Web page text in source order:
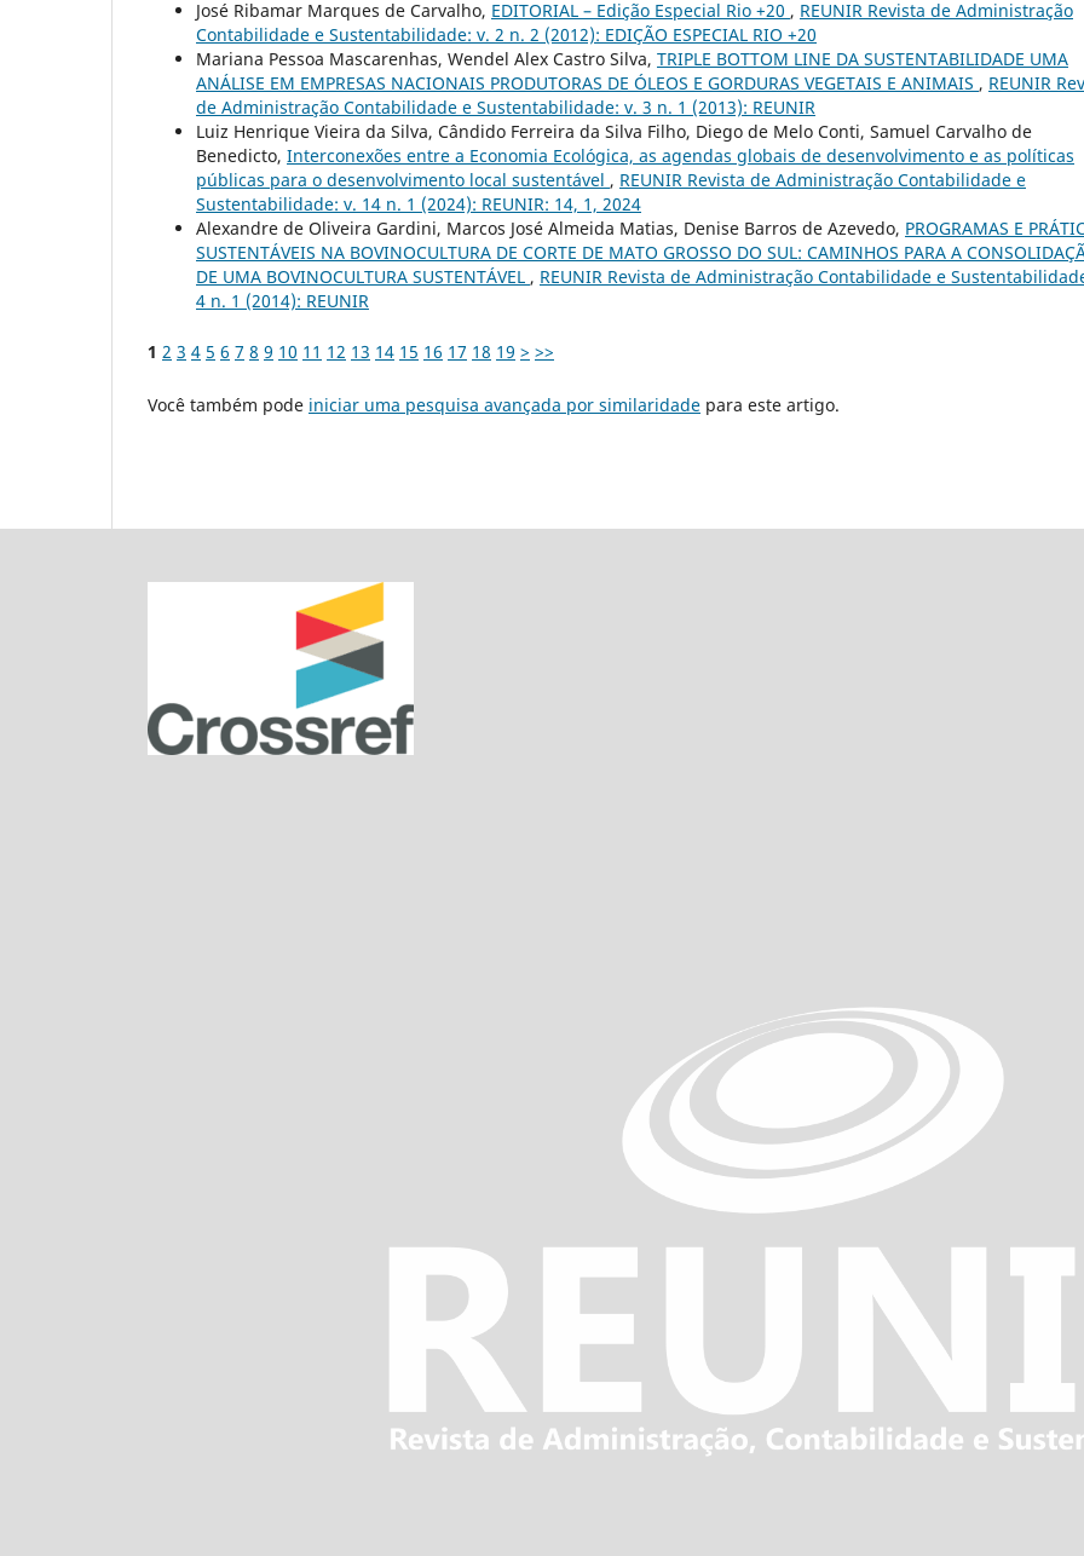
José Ribamar Marques de Carvalho, EDITORIAL – Edição Especial Rio +20 , REUNIR Revista de Administração
Contabilidade e Sustentabilidade: v. 2 n. 2 (2012): EDIÇÃO ESPECIAL RIO +20
Mariana Pessoa Mascarenhas, Wendel Alex Castro Silva, TRIPLE BOTTOM LINE DA SUSTENTABILIDADE UMA
ANÁLISE EM EMPRESAS NACIONAIS PRODUTORAS DE ÓLEOS E GORDURAS VEGETAIS E ANIMAIS , REUNIR
de Administração Contabilidade e Sustentabilidade: v. 3 n. 1 (2013): REUNIR
Luiz Henrique Vieira da Silva, Cândido Ferreira da Silva Filho, Diego de Melo Conti, Samuel Carvalho de
Benedicto, Interconexões entre a Economia Ecológica, as agendas globais de desenvolvimento e as políticas
públicas para o desenvolvimento local sustentável , REUNIR Revista de Administração Contabilidade e
Sustentabilidade: v. 14 n. 1 (2024): REUNIR: 14, 1, 2024
Alexandre de Oliveira Gardini, Marcos José Almeida Matias, Denise Barros de Azevedo, PROGRAMAS E
SUSTENTÁVEIS NA BOVINOCULTURA DE CORTE DE MATO GROSSO DO SUL: CAMINHOS PARA A
DE UMA BOVINOCULTURA SUSTENTÁVEL , REUNIR Revista de Administração Contabilidade e
4 n. 1 (2014): REUNIR
1 2 3 4 5 6 7 8 9 10 11 12 13 14 15 16 17 18 19 > >>
Você também pode iniciar uma pesquisa avançada por similaridade para este artigo.